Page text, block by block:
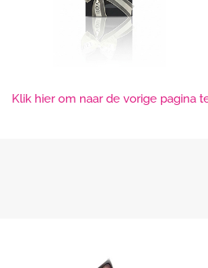
Klik hier om naar de vorige pagina